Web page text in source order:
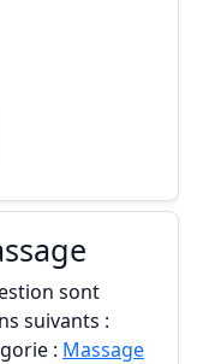
sont
suivants :
: Massage